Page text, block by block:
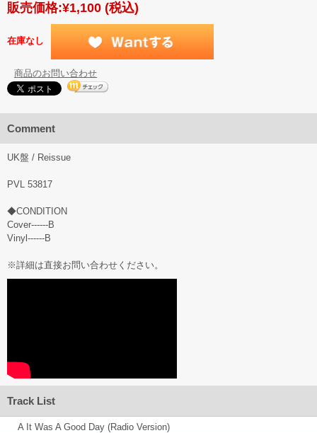
販売価格:¥1,100 (税込)
在庫なし
商品のお問い合わせ
Comment
UK盤 / Reissue
PVL 53817
◆CONDITION
Cover------B
Vinyl------B
※詳細は直接お問い合わせください。
Track List
A It Was A Good Day (Radio Version)